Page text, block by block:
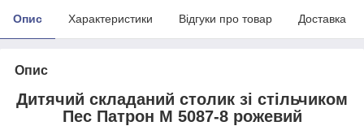
Опис Характеристики Відгуки про товар Доставка
Опис
Дитячий складаний столик зі стільчиком
Пес Патрон M 5087-8 рожевий